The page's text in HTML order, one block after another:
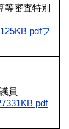
審査特別
pdfフ
員
pdf